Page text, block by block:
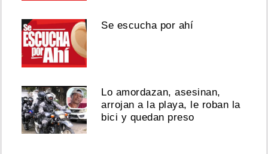
Se escucha por ahí
Lo amordazan, asesinan,
arrojan a la playa, le roban la
bici y quedan preso